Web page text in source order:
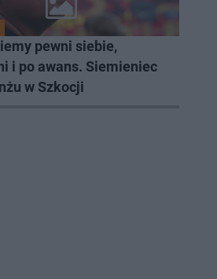
pewni siebie,
i po awans. Siemieniec
w Szkocji